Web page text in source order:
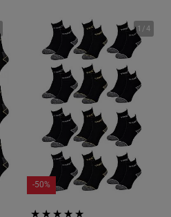
1 /4
-50%